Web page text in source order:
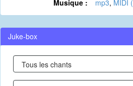
Musique :
mp3, MIDI
Juke-box